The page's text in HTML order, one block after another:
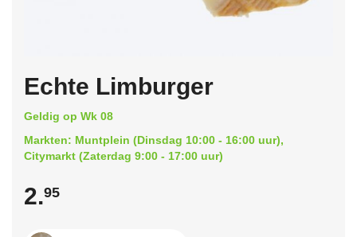
Echte Limburger
Geldig op Wk 08
Markten: Muntplein (Dinsdag 10:00 - 16:00 uur),
Citymarkt (Zaterdag 9:00 - 17:00 uur)
2.95